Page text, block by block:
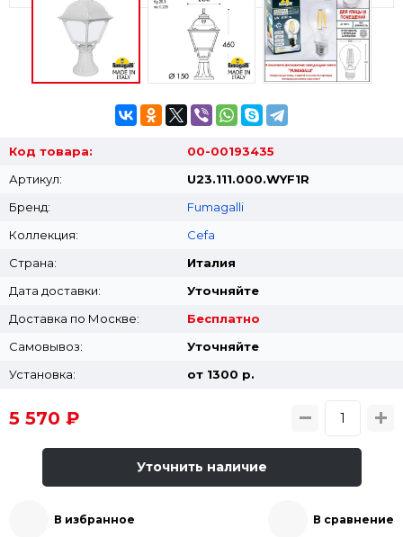
Код товара:
00-00193435
Артикул:
U23.111.000.WYF1R
Бренд:
Fumagalli
Коллекция:
Cefa
Страна:
Италия
Дата доставки:
Уточняйте
Доставка по Москве:
Бесплатно
Самовывоз:
Уточняйте
Установка:
от 1300 p.
5 570 ₽
Уточнить наличие
В избранное В сравнение